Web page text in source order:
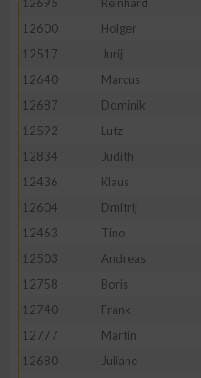
12600
Holger
12517
Jurij
12640
Marcus
12687
Dominik
12592
Lutz
12834
Judith
12436
Klaus
12604
Dmitrij
12463
Tino
12503
Andreas
12758
Boris
12740
Frank
12777
Martin
12680
Juliane
Erstellung von Profilen zur
Messung der Werbeleistung
Messung der Performance
Analyse von Zielgruppen
Entwicklung und